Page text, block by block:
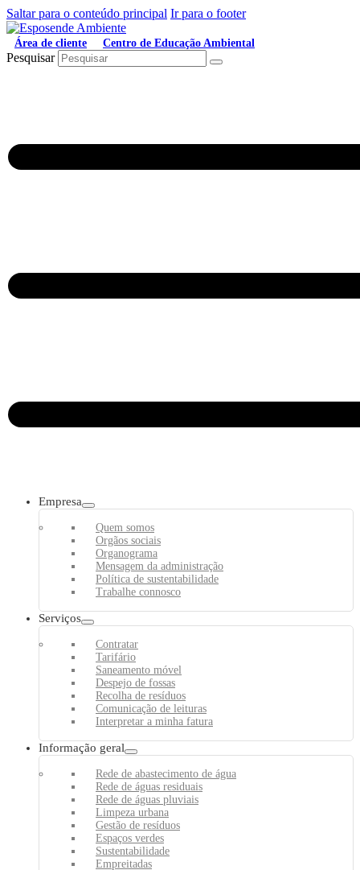
Saltar para o conteúdo principal Ir para o footer
Área de cliente Centro de Educação Ambiental
Pesquisar
Empresa
Quem somos
Orgãos sociais
Organograma
Mensagem da administração
Política de sustentabilidade
Trabalhe connosco
Serviços
Contratar
Tarifário
Saneamento móvel
Despejo de fossas
Recolha de resíduos
Comunicação de leituras
Interpretar a minha fatura
Informação geral
Rede de abastecimento de água
Rede de águas residuais
Rede de águas pluviais
Limpeza urbana
Gestão de resíduos
Espaços verdes
Sustentabilidade
Empreitadas